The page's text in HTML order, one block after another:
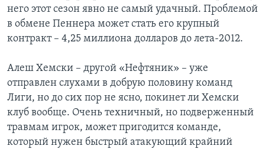
него этот сезон явно не самый удачный. Проблемой
в обмене Пеннера может стать его крупный
контракт – 4,25 миллиона долларов до лета-2012.
Алеш Хемски – другой «Нефтяник» – уже
отправлен слухами в добрую половину команд
Лиги, но до сих пор не ясно, покинет ли Хемски
клуб вообще. Очень техничный, но подверженный
травмам игрок, может пригодится команде,
который нужен быстрый атакующий крайний